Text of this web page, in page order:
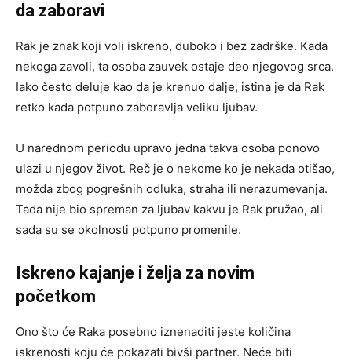
da zaboravi
Rak je znak koji voli iskreno, duboko i bez zadrške. Kada
nekoga zavoli, ta osoba zauvek ostaje deo njegovog srca.
Iako često deluje kao da je krenuo dalje, istina je da Rak
retko kada potpuno zaboravlja veliku ljubav.
U narednom periodu upravo jedna takva osoba ponovo
ulazi u njegov život. Reč je o nekome ko je nekada otišao,
možda zbog pogrešnih odluka, straha ili nerazumevanja.
Tada nije bio spreman za ljubav kakvu je Rak pružao, ali
sada su se okolnosti potpuno promenile.
Iskreno kajanje i želja za novim
početkom
Ono što će Raka posebno iznenaditi jeste količina
iskrenosti koju će pokazati bivši partner. Neće biti